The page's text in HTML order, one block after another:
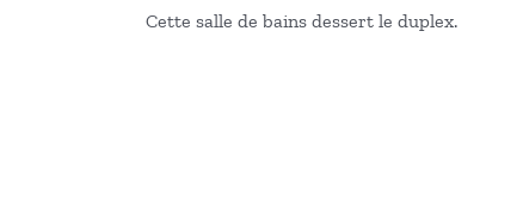
Cette salle de bains dessert le duplex.